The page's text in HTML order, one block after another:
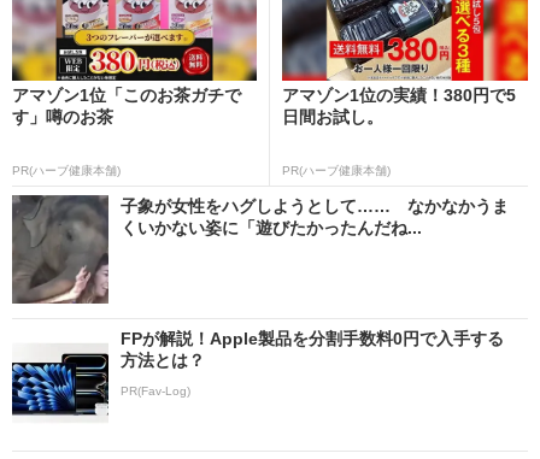
アマゾン1位「このお茶ガチで
す」噂のお茶
PR(ハーブ健康本舗)
アマゾン1位の実績！380円で5
日間お試し。
PR(ハーブ健康本舗)
子象が女性をハグしようとして…… なかなかうま
くいかない姿に「遊びたかったんだね...
FPが解説！Apple製品を分割手数料0円で入手する
方法とは？
PR(Fav-Log)